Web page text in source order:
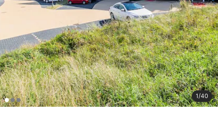
1/40